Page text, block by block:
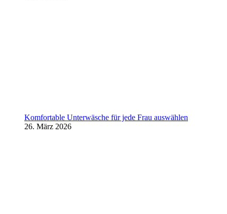
Komfortable Unterwäsche für jede Frau auswählen
26. März 2026